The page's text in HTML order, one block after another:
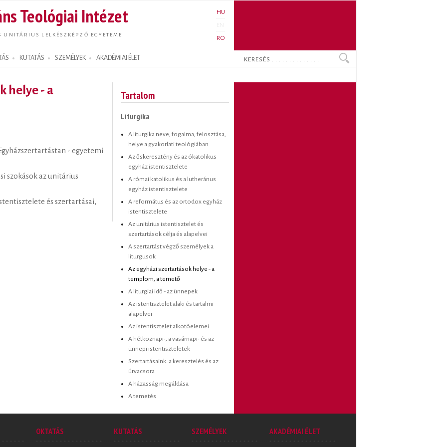
tartalomra
Teológiai Intézet
UNITÁRIUS LELKÉSZKÉPZŐ EGYETEME
HU
RO
KUTATÁS SZEMÉLYEK AKADÉMIAI ÉLET Keresés
helye - a
- egyetemi
szokások az unitárius
és szertartásai,
Tartalom
Liturgika
A liturgika neve, fogalma, felosztása,
helye a gyakorlati teológiában
Az őskeresztény és az ókatolikus
egyház istentisztelete
A római katolikus és a lutheránus
egyház istentisztelete
A református és az ortodox egyház
istentisztelete
Az unitárius istentisztelet és
szertartások célja és alapelvei
A szertartást végző személyek a
liturgusok
Az egyházi szertartások helye - a
templom, a temető
A liturgiai idő - az ünnepek
Az istentisztelet alaki és tartalmi
alapelvei
Az istentisztelet alkotóelemei
A hétköznapi-, a vasárnapi- és az
ünnepi istentiszteletek
Szertartásaink: a keresztelés és az
úrvacsora
A házasság megáldása
A temetés
OKTATÁS
KUTATÁS
SZEMÉLYEK
AKADÉMIAI ÉLET